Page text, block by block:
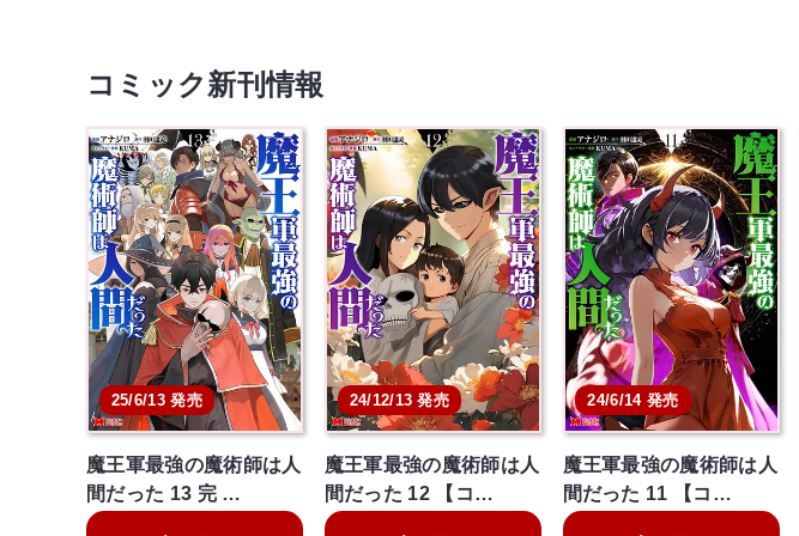
コミック新刊情報
25/6/13 発売
魔王軍最強の魔術師は人
間だった 13 完 …
24/12/13 発売
魔王軍最強の魔術師は人
間だった 12 【コ…
24/6/14 発売
魔王軍最強の魔術師は人
間だった 11 【コ…